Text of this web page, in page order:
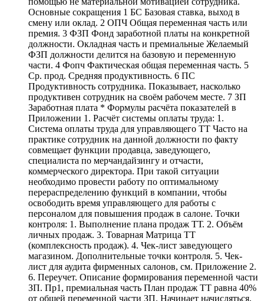
Основные сокращения 1 БС Базовая ставка, выход в
смену или оклад. 2 ОПЧ Общая переменная часть или
премия. 3 ФЗП Фонд заработной платы на конкретной
должности. Окладная часть и премиальные Желаемый
ФЗП должности делится на базовую и переменную
части. 4 Фопч Фактическая общая переменная часть. 5
Ср. прод. Средняя продуктивность. 6 ПС
Продуктивность сотрудника. Показывает, насколько
продуктивен сотрудник на своём рабочем месте. 7 ЗП
Заработная плата * Формулы расчёта показателей в
Приложении 1. Расчёт системы оплаты труда: 1.
Система оплаты труда для управляющего ТТ Часто на
практике сотрудник на данной должности по факту
совмещает функции продавца, заведующего,
специалиста по мерчандайзингу и отчасти,
коммерческого директора. При такой ситуации
необходимо провести работу по оптимальному
перераспределению функций в компании, чтобы
освободить время управляющего для работы с
персоналом для повышения продаж в салоне. Точки
контроля: 1. Выполнение плана продаж ТТ. 2. Объём
личных продаж. 3. Товарная Матрица ТТ
(комплексность продаж). 4. Чек-лист заведующего
магазином. Дополнительные точки контроля. 5. Чек-
лист для аудита фирменных салонов, см. Приложение 2.
6. Переучет. Описание формирования переменной части
ЗП. Пр1, премиальная часть План продаж ТТ равна 40%
от общей переменной части ЗП. Начинает начисляться,